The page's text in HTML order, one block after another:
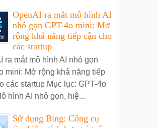
OpenAI ra mắt mô hình AI
nhỏ gọn GPT-4o mini: Mở
rộng khả năng tiếp cận cho
các startup
ra mắt mô hình AI nhỏ gọn
mini: Mở rộng khả năng tiếp
các startup Mục lục: GPT-4o
hình AI nhỏ gọn, hiệ...
Sử dụng Bing: Công cụ